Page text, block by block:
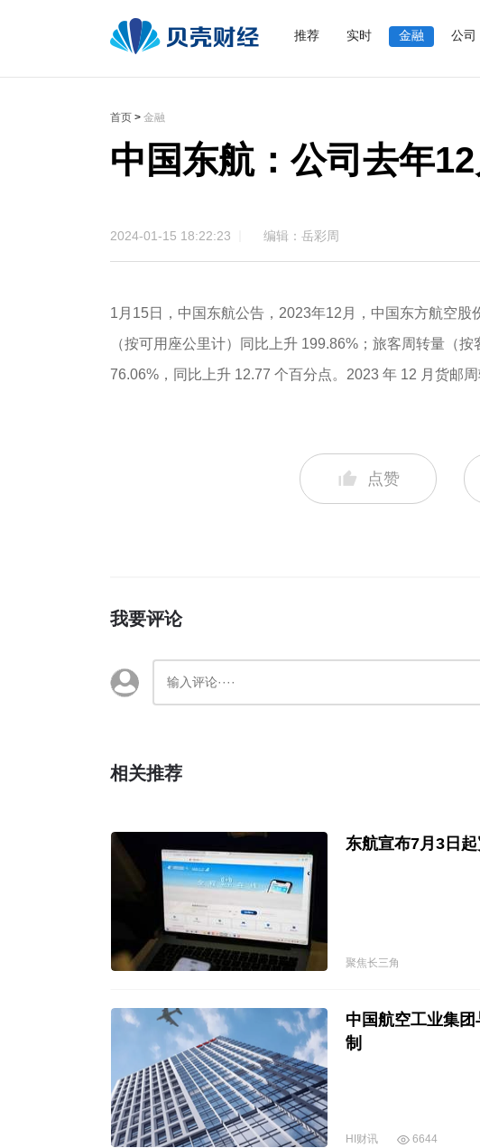
推荐 实时 金融 公司
首页 > 金融
中国东航：公司去年
2024-01-15 18:22:23 编辑：岳彩周
1月15日，中国东航公告，2023年12月，中国东方航空股
（按可用座公里计）同比上升 199.86%；旅客周转量（
76.06%，同比上升 12.77 个百分点。2023 年 12 月货邮
点赞
我要评论
相关推荐
东航宣布7月3日
聚焦长三角
中国航空工业集
制
HI财讯 6644